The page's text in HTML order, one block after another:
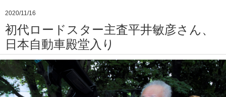
2020/11/16
初代ロードスター主査平井敏彦さん、
日本自動車殿堂入り